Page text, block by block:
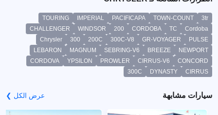
3tr
TOWN-COUNT
PACIFICAPA
IMPERIAL
TOURING
Cordoba
TC
CORDOBA
200
WINDSOR
CHALLENGER
PULSE
GR-VOYAGER
300C-V8
200C
300
Chrysler
NEWPORT
BREEZE
SEBRING-V6
MAGNUM
LEBARON
CONCORD
CIRRUS-V6
PROWLER
YPSILON
CORDOVA
CIRRUS
DYNASTY
300C
سيارات مشابهة عرض الكل ❯